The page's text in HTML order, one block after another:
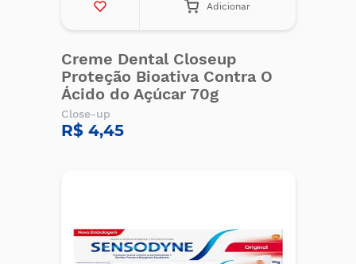
Adicionar
Creme Dental Closeup
Proteção Bioativa Contra O
Ácido do Açúcar 70g
Close-up
R$ 4,45